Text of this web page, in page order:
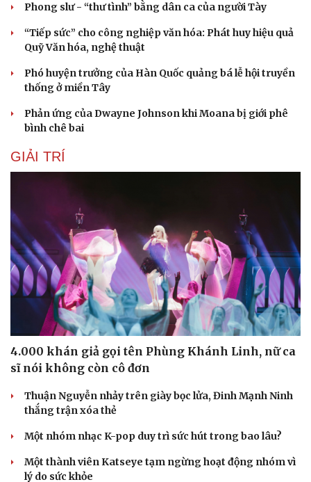
Văn hóa
Sân khấu - Điện ảnh
Văn học
Di sản
Nghệ sĩ
Phong slư - “thư tình” bằng dân ca của người Tày
“Tiếp sức” cho công nghiệp văn hóa: Phát huy hiệu quả
Quỹ Văn hóa, nghệ thuật
Phó huyện trưởng của Hàn Quốc quảng bá lễ hội truyền
thống ở miền Tây
Phản ứng của Dwayne Johnson khi Moana bị giới phê
bình chê bai
GIẢI TRÍ
4.000 khán giả gọi tên Phùng Khánh Linh, nữ ca
sĩ nói không còn cô đơn
Thuận Nguyễn nhảy trên giày bọc lửa, Đinh Mạnh Ninh
thắng trận xóa thẻ
Một nhóm nhạc K-pop duy trì sức hút trong bao lâu?
Một thành viên Katseye tạm ngừng hoạt động nhóm vì
lý do sức khỏe